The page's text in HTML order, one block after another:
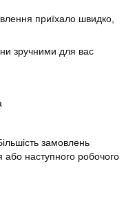
приїхало швидко,
зручними для вас
замовлень
наступного робочого